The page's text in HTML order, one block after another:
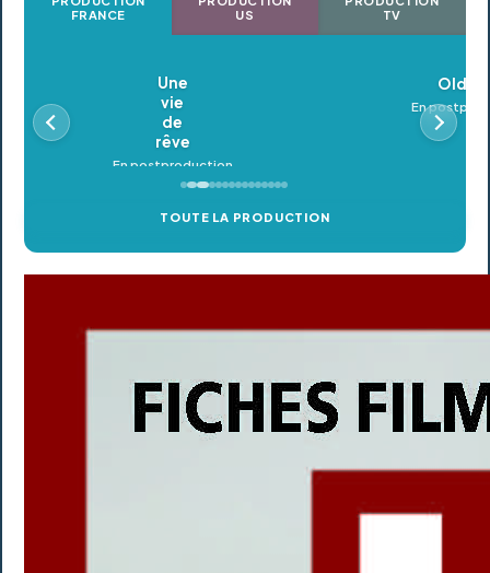
FRANCE
US
TV
Oldeupe
En postproduction
TOUTE LA PRODUCTION